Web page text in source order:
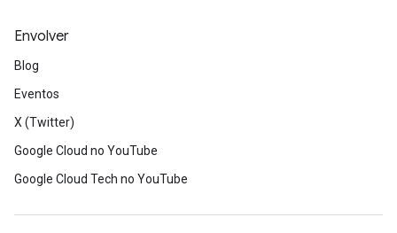
Envolver
Blog
Eventos
X (Twitter)
Google Cloud no YouTube
Google Cloud Tech no YouTube